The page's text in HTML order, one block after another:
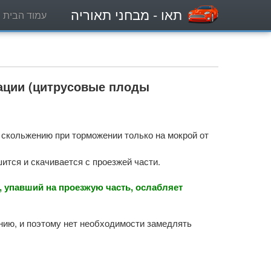
תאו - מבחני תאוריה עמוד הבית
(цитрусовые плоды
при торможении только на мокрой от
и скачивается с проезжей части.
на проезжую часть, ослабляет
и поэтому нет необходимости замедлять